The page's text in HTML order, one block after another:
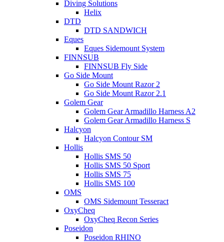
Diving Solutions
Helix
DTD
DTD SANDWICH
Eques
Eques Sidemount System
FINNSUB
FINNSUB Fly Side
Go Side Mount
Go Side Mount Razor 2
Go Side Mount Razor 2.1
Golem Gear
Golem Gear Armadillo Harness A2
Golem Gear Armadillo Harness S
Halcyon
Halcyon Contour SM
Hollis
Hollis SMS 50
Hollis SMS 50 Sport
Hollis SMS 75
Hollis SMS 100
OMS
OMS Sidemount Tesseract
OxyCheq
OxyCheq Recon Series
Poseidon
Poseidon RHINO